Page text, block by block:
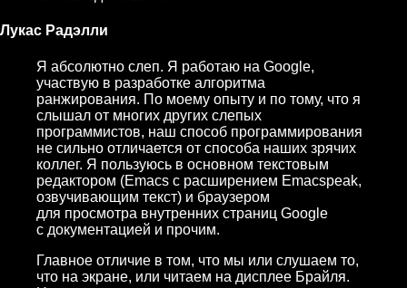
Лукас Радэлли
Я абсолютно слеп. Я работаю на Google,
участвую в разработке алгоритма
ранжирования. По моему опыту и по тому, что я
слышал от многих других слепых
программистов, наш способ программирования
не сильно отличается от способа наших зрячих
коллег. Я пользуюсь в основном текстовым
редактором (Emacs с расширением Emacspeak,
озвучивающим текст) и браузером
для просмотра внутренних страниц Google
с документацией и прочим.
Главное отличие в том, что мы или слушаем то,
что на экране, или читаем на дисплее Брайля.